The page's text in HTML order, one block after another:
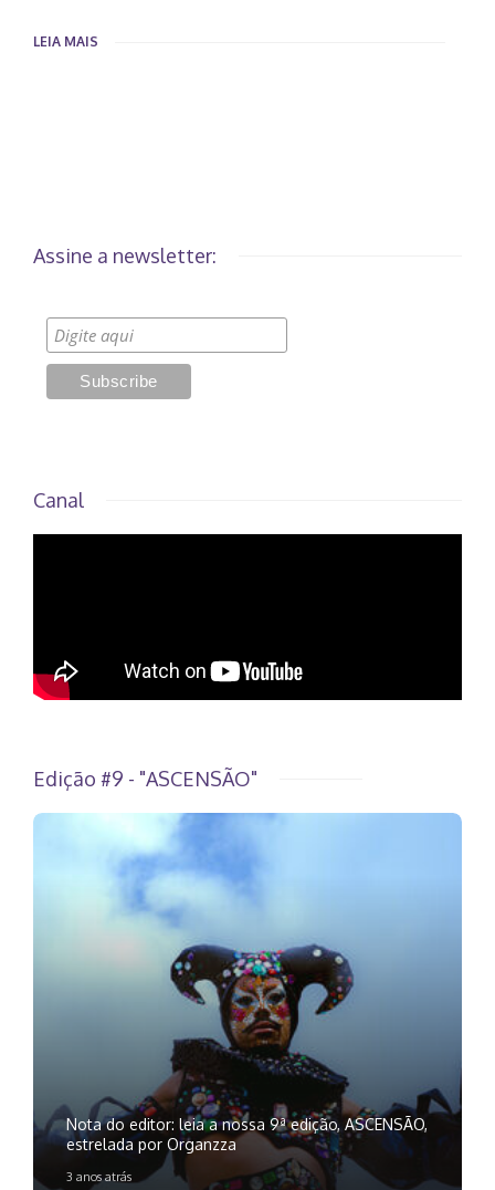
LEIA MAIS
Assine a newsletter:
Canal
Edição #9 - "ASCENSÃO"
Nota do editor: leia a nossa 9ª edição, ASCENSÃO,
estrelada por Organzza
3 anos atrás